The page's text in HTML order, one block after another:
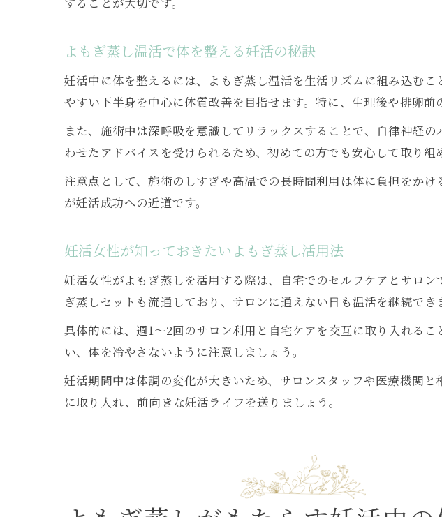
よもぎ蒸し温活で体を整える妊活の秘訣
妊活中に体を整えるには、よもぎ蒸し温活を生活リズムに組み込む
やすい下半身を中心に体質改善を目指せます。特に、生理後や排卵
また、施術中は深呼吸を意識してリラックスすることで、自律神経
わせたアドバイスを受けられるため、初めての方でも安心して取り組
注意点として、施術のしすぎや高温での長時間利用は体に負担をか
が妊活成功への近道です。
妊活女性が知っておきたいよもぎ蒸し活用法
妊活女性がよもぎ蒸しを活用する際は、自宅でのセルフケアとサロ
ぎ蒸しセットも流通しており、サロンに通えない日も温活を継続でき
具体的には、週1〜2回のサロン利用と自宅ケアを交互に取り入れる
い、体を冷やさないように注意しましょう。
妊活期間中は体調の変化が大きいため、サロンスタッフや医療機関
に取り入れ、前向きな妊活ライフを送りましょう。